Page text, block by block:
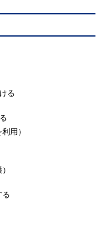
る
用）
る